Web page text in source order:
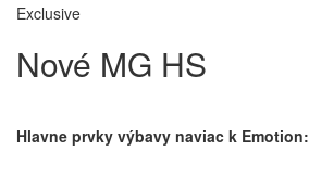
Exclusive
Nové MG HS
Hlavne prvky výbavy naviac k Emotion: